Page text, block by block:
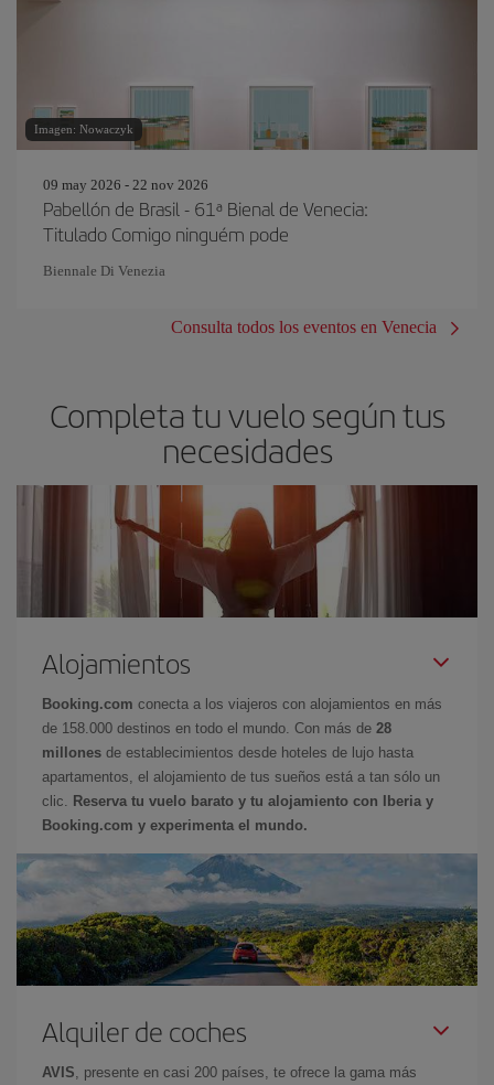
Imagen: Nowaczyk
09 may 2026 - 22 nov 2026
Pabellón de Brasil - 61ª Bienal de Venecia:
Titulado Comigo ninguém pode
Biennale Di Venezia
Consulta todos los eventos en Venecia
Completa tu vuelo según tus
necesidades
Alojamientos
Booking.com conecta a los viajeros con alojamientos en más
de 158.000 destinos en todo el mundo. Con más de 28
millones de establecimientos desde hoteles de lujo hasta
apartamentos, el alojamiento de tus sueños está a tan sólo un
clic. Reserva tu vuelo barato y tu alojamiento con Iberia y
Booking.com y experimenta el mundo.
Alquiler de coches
AVIS, presente en casi 200 países, te ofrece la gama más